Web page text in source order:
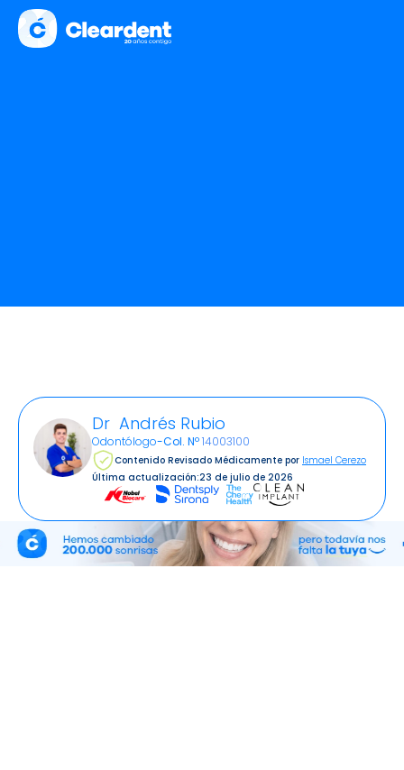
Dr Andrés Rubio
Odontólogo-Col. Nº14003100
Contenido Revisado Médicamente por Ismael Cerezo
Última actualización:23 de julio de 2026